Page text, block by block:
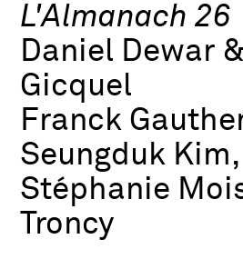
L'Almanach 26
Daniel Dewar
Gicquel
Franck
Seungduk Kim,
Stéphanie
Troncy